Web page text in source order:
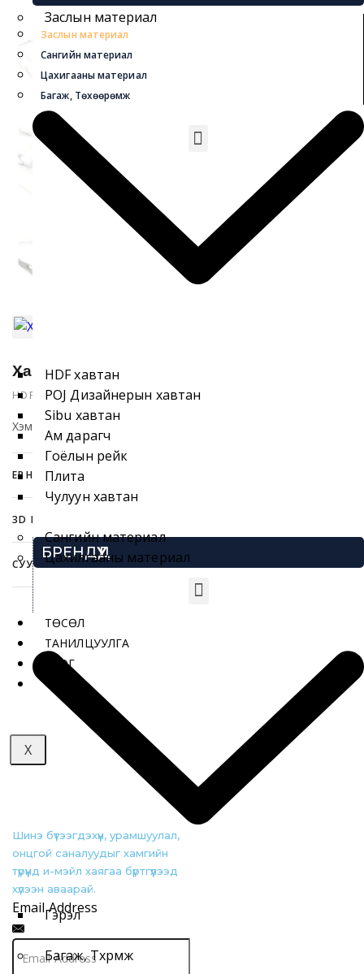
Заслын материал
Сангийн материал
Цахигааны материал
Багаж, Төхөөрөмж
БРЕНДҮҮД
ТӨСӨЛ
ТАНИЛЦУУЛГА
БЛОГ
X
Заслын материал
HDF хавтан
POJ Дизайнерын хавтан
Sibu хавтан
Ам дарагч
Гоёлын рейк
Плита
Чулуун хавтан
Сангийн материал
Цахилгааны материал
Гэрэл
Багаж, Төхөөрөмж
Хавтан-S2050-2
HDF ХАВТАН
Хэмжээ: 3060x1220x8mm
ЕРӨНХИЙ МЭДЭЭЛЭЛ
Хэрэглээ:
караоке | цэцэрлэг зэрэг олон нийтийн газар
3D MODEL
Татах
СУУРИЛУУЛАХ ЗААВАР
Шинэ бүтээгдэхүүн, урамшуулал,
онцгой саналуудыг хамгийн
түрүүнд и-мэйл хаягаа бүртгүүлээд
хүлээн аваарай.
Email Address